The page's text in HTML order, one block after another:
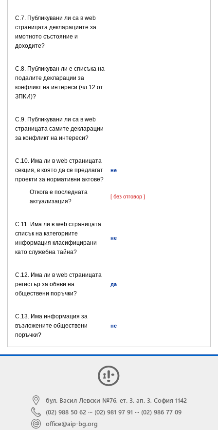
C.7. Публикувани ли са в web
страницата декларациите за
имотното състояние и
доходите?
C.8. Публикуван ли е списъка на
подалите декларации за
конфликт на интереси (чл.12 от
ЗПКИ)?
C.9. Публикувани ли са в web
страницата самите декларации
за конфликт на интереси?
C.10. Има ли в web страницата
секция, в която да се предлагат
проекти за нормативни актове?
не
Откога е последната
актуализация?
[ без отговор ]
C.11. Има ли в web страницата
списък на категориите
информация класифицирани
като служебна тайна?
не
C.12. Има ли в web страницата
регистър за обяви на
обществени поръчки?
да
C.13. Има информация за
възложените обществени
поръчки?
не
бул. Васил Левски №76, ет. 3, ап. 3, София 1142
(02) 988 50 62 ··· (02) 981 97 91 ··· (02) 986 77 09
office@aip-bg.org